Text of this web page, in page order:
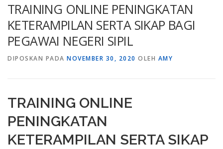
KONTAK KAMI SERTIFIKASI EVALUASI
TRAINING ONLINE PENINGKATAN
KETERAMPILAN SERTA SIKAP BAGI
PEGAWAI NEGERI SIPIL
DIPOSKAN PADA NOVEMBER 30, 2020 OLEH AMY
TRAINING ONLINE
PENINGKATAN
KETERAMPILAN SERTA SIKAP